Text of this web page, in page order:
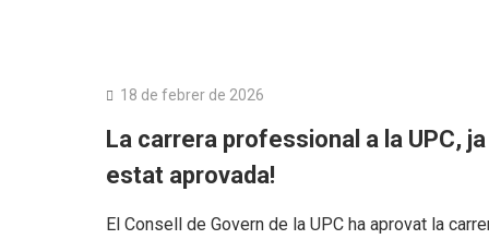
18 de febrer de 2026
La carrera professional a la UPC,
estat aprovada!
El Consell de Govern de la UPC ha aprovat la